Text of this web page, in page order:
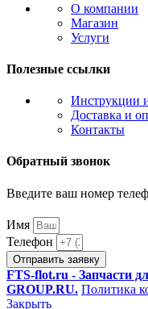
О компании
Магазин
Услуги
Полезные ссылки
Инструкции
Доставка и
Контакты
Обратный звонок
Введите ваш номер
Имя
Телефон
Отправить заявку
FTS-flot.ru - Запчасти
GROUP.RU. Политика
Закрыть